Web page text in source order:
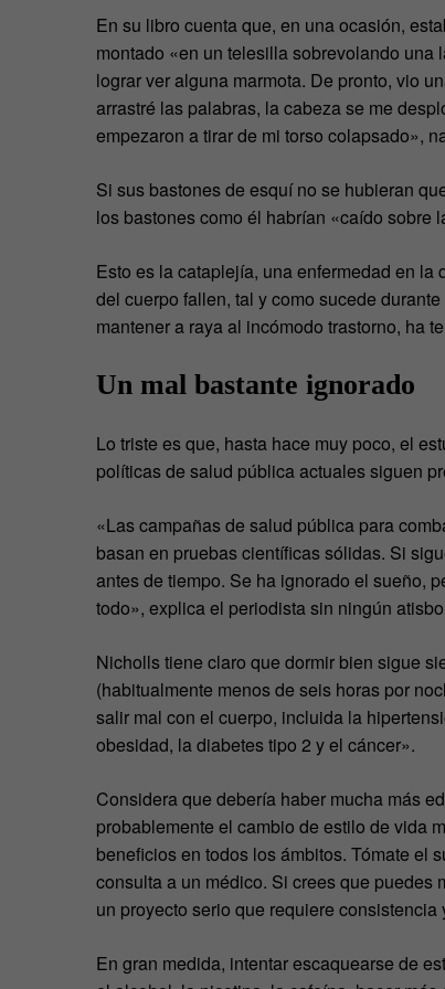
En su libro cuenta que, en una ocasión,
montado «en un telesilla sobrevolando
lograr ver alguna marmota. De pronto, vio
arrastré las palabras, la cabeza se me
empezaron a tirar de mi torso colapsado»,
Si sus bastones de esquí no se hubieran
los bastones como él habrían «caído sobre
Esto es la cataplejía, una enfermedad en
del cuerpo fallen, tal y como sucede
mantener a raya al incómodo trastorno, ha
Un mal bastante ignorado
Lo triste es que, hasta hace muy poco, el
políticas de salud pública actuales siguen
«Las campañas de salud pública para
basan en pruebas científicas sólidas. Si
antes de tiempo. Se ha ignorado el sueño,
todo», explica el periodista sin ningún
Nicholls tiene claro que dormir bien sigue
(habitualmente menos de seis horas por
salir mal con el cuerpo, incluida la
obesidad, la diabetes tipo 2 y el cáncer».
Considera que debería haber mucha más
probablemente el cambio de estilo de vida
beneficios en todos los ámbitos. Tómate el
consulta a un médico. Si crees que puedes
un proyecto serio que requiere consistencia
En gran medida, intentar escaquearse de